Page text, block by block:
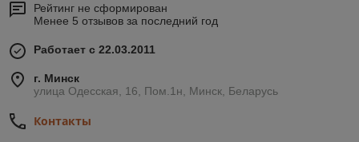
Рейтинг не сформирован
Менее 5 отзывов за последний год
Работает с 22.03.2011
г. Минск
улица Одесская, 16, Пом.1н, Минск, Беларусь
Контакты